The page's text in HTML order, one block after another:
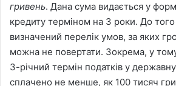
гривень. Дана сума видається у
кредиту терміном на 3 роки. До
визначений перелік умов, за яких
можна не повертати. Зокрема, у
3-річний термін податків у
сплачено не менше, як 100 тисяч